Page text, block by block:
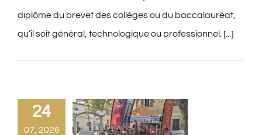
diplôme du brevet des collèges ou du baccalauréat,
qu’il soit général, technologique ou professionnel. [...]
24
07, 2026